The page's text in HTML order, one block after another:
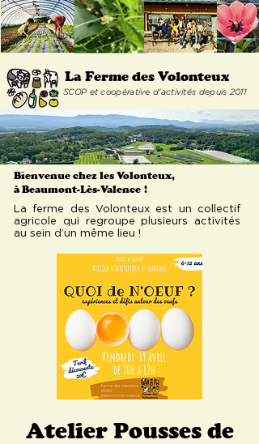
La Ferme des Volonteux
SCOP et coopérative d'activités depuis 2011
Bienvenue chez les Volonteux,
à Beaumont-Lès-Valence !
La ferme des Volonteux est un collectif
agricole qui regroupe plusieurs activités
au sein d’un même lieu !
Atelier Pousses de